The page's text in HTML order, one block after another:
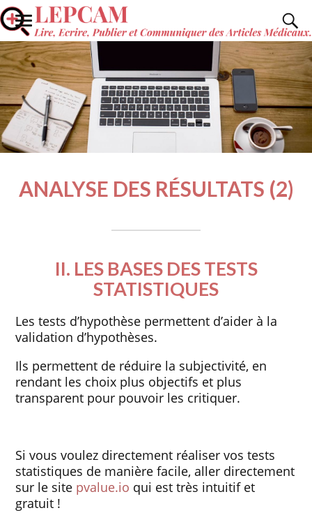
ANALYSE DES RÉSULTATS (2)
II. LES BASES DES TESTS
STATISTIQUES
Les tests d’hypothèse permettent d’aider à la
validation d’hypothèses.
Ils permettent de réduire la subjectivité, en
rendant les choix plus objectifs et plus
transparent pour pouvoir les critiquer.
Si vous voulez directement réaliser vos tests
statistiques de manière facile, aller directement
sur le site pvalue.io qui est très intuitif et
gratuit !